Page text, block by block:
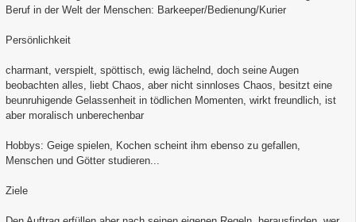
Beruf in der Welt der Menschen: Barkeeper/Bedienung/Kurier
Persönlichkeit
charmant, verspielt, spöttisch, ewig lächelnd, doch seine Augen
beobachten alles, liebt Chaos, aber nicht sinnloses Chaos, besitzt eine
beunruhigende Gelassenheit in tödlichen Momenten, wirkt freundlich, ist
aber moralisch unberechenbar
Hobbys: Geige spielen, Kochen scheint ihm ebenso zu gefallen,
Menschen und Götter studieren...
Ziele